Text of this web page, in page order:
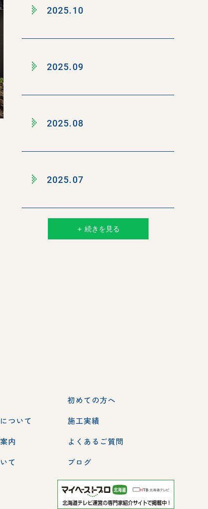
2025.10
2025.09
2025.08
2025.07
＋ 続きを見る
ついて
内
て
初めての方へ
施工実績
よくあるご質問
ブログ